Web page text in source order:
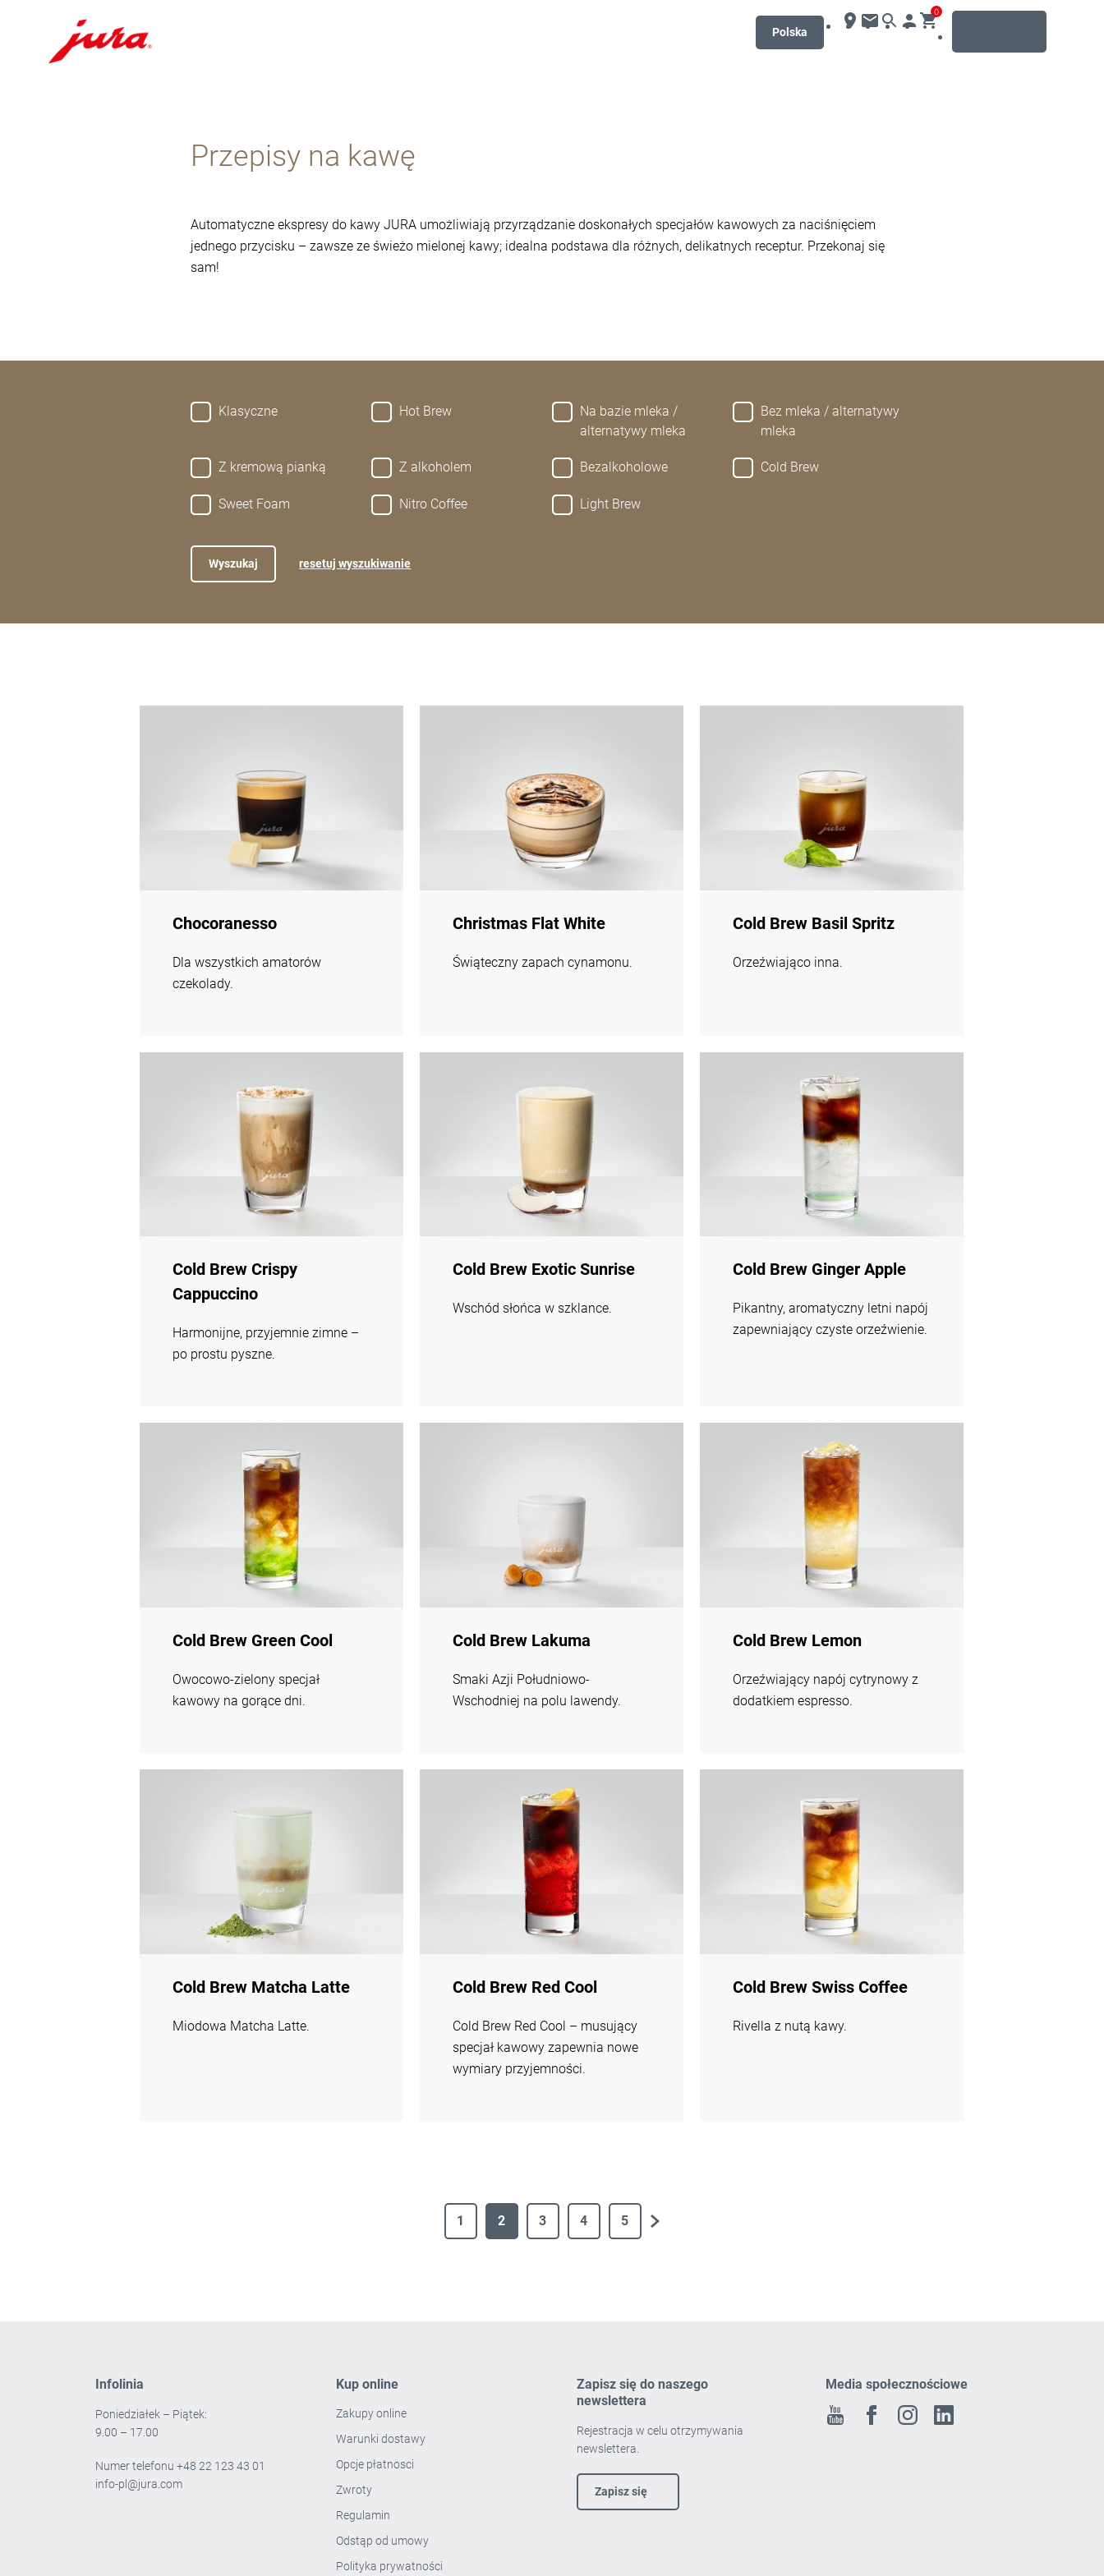
Polska
0
Przepisy na kawę
Automatyczne ekspresy do kawy JURA umożliwiają przyrządzanie doskonałych specjałów kawowych za naciśnięciem
jednego przycisku – zawsze ze świeżo mielonej kawy; idealna podstawa dla różnych, delikatnych receptur. Przekonaj się
sam!
Klasyczne Hot Brew
Na bazie mleka /
alternatywy mleka
Bez mleka / alternatywy
mleka
Z kremową pianką Z alkoholem Bezalkoholowe Cold Brew
Sweet Foam Nitro Coffee Light Brew
resetuj wyszukiwanie
Chocoranesso
Dla wszystkich amatorów
czekolady.
Christmas Flat White
Świąteczny zapach cynamonu.
Cold Brew Basil Spritz
Orzeźwiająco inna.
Cold Brew Crispy
Cappuccino
Harmonijne, przyjemnie zimne –
po prostu pyszne.
Cold Brew Exotic Sunrise
Wschód słońca w szklance.
Cold Brew Ginger Apple
Pikantny, aromatyczny letni napój
zapewniający czyste orzeźwienie.
Cold Brew Green Cool
Owocowo-zielony specjał
kawowy na gorące dni.
Cold Brew Lakuma
Smaki Azji Południowo-
Wschodniej na polu lawendy.
Cold Brew Lemon
Orzeźwiający napój cytrynowy z
dodatkiem espresso.
Cold Brew Matcha Latte
Miodowa Matcha Latte.
Cold Brew Red Cool
Cold Brew Red Cool – musujący
specjał kawowy zapewnia nowe
wymiary przyjemności.
Cold Brew Swiss Coffee
Rivella z nutą kawy.
1 2 3 4
5
Infolinia
Poniedziałek – Piątek:
9.00 – 17.00
Numer telefonu+48 22 123 43 01
info-pl@jura.com
Kup online
Zakupy online
Warunki dostawy
Opcje płatnosci
Zwroty
Regulamin
Odstąp od umowy
Polityka prywatności
Zapisz się do naszego
newslettera
Rejestracja w celu otrzymywania
newslettera.
Zapisz się
Media społecznościowe
Youtube FacebookInstagram